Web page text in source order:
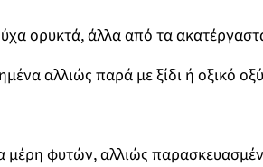
ορυκτά, άλλα από τα
αλλιώς παρά με ξίδι ή οξικό
μέρη φυτών, αλλιώς